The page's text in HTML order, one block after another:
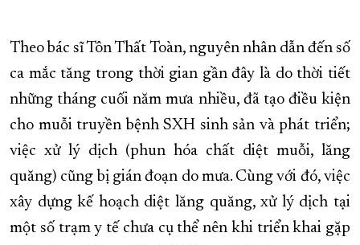
Theo bác sĩ Tôn Thất Toàn, nguyên nhân dẫn đến số
ca mắc tăng trong thời gian gần đây là do thời tiết
những tháng cuối năm mưa nhiều, đã tạo điều kiện
cho muỗi truyền bệnh SXH sinh sản và phát triển;
việc xử lý dịch (phun hóa chất diệt muỗi, lăng
quăng) cũng bị gián đoạn do mưa. Cùng với đó, việc
xây dựng kế hoạch diệt lăng quăng, xử lý dịch tại
một số trạm y tế chưa cụ thể nên khi triển khai gặp